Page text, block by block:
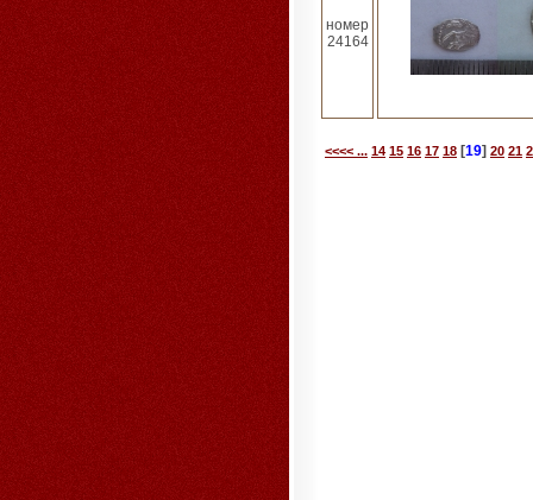
номер
24164
<<<< ... 14 15 16 17 18 [19] 20 21